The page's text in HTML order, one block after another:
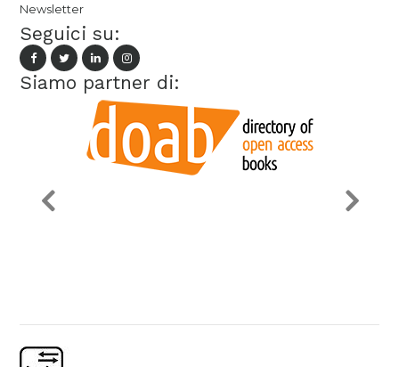
Newsletter
Seguici su:
Siamo partner di: